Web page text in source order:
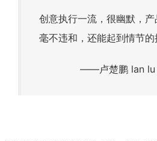
创意执行一流，很幽默，产
毫不违和，还能起到情节的
——卢楚鹏 lan lu